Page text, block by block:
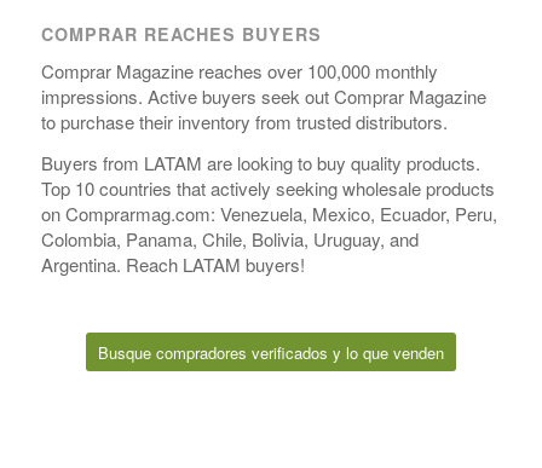
COMPRAR REACHES BUYERS
Comprar Magazine reaches over 100,000 monthly
impressions. Active buyers seek out Comprar Magazine
to purchase their inventory from trusted distributors.
Buyers from LATAM are looking to buy quality products.
Top 10 countries that actively seeking wholesale products
on Comprarmag.com: Venezuela, Mexico, Ecuador, Peru,
Colombia, Panama, Chile, Bolivia, Uruguay, and
Argentina. Reach LATAM buyers!
Busque compradores verificados y lo que venden